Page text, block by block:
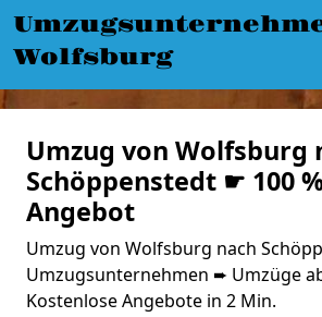
Wolfsburg
Umzug von Wolfsburg
Schöppenstedt ☛ 100
Angebot
Umzug von Wolfsburg nach
Umzugsunternehmen ➨ Umzüge
Kostenlose Angebote in 2 Min.